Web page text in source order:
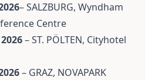
– SALZBURG, Wyndham
Centre
– ST. PÖLTEN, Cityhotel
– GRAZ, NOVAPARK